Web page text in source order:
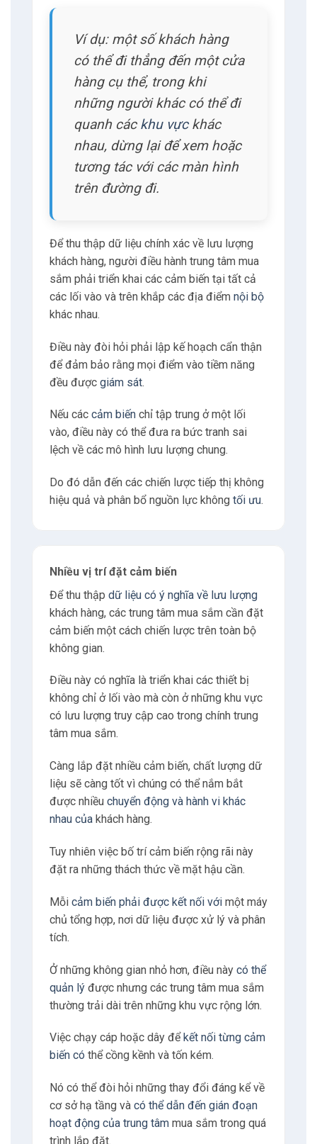
Ví dụ: một số khách hàng
có thể đi thẳng đến một cửa
hàng cụ thể, trong khi
những người khác có thể đi
quanh cáckhu vựckhác
nhau, dừng lại để xem hoặc
tương tác với các màn hình
trên đường đi.
Để thu thập dữ liệu chính xác về lưu lượng
khách hàng, người điều hành trung tâm mua
sắm phải triển khai các cảm biến tại tất cả
các lối vào và trên khắp các địa điểm nội bộ
khác nhau.
Điều này đòi hỏi phải lập kế hoạch cẩn thận
để đảm bảo rằng mọi điểm vào tiềm năng
đều được giám sát.
Nếu các cảm biếnchỉ tập trung ở một lối
vào, điều này có thể đưa ra bức tranh sai
lệch về các mô hình lưu lượng chung.
Do đó dẫn đến các chiến lược tiếp thị không
hiệu quả và phân bổ nguồn lực không tối ưu.
Nhiều vị trí đặt cảm biến
Để thu thập dữ liệu có ý nghĩa về lưu lượng
khách hàng, các trung tâm mua sắm cần đặt
cảm biến một cách chiến lược trên toàn bộ
không gian.
Điều này có nghĩa là triển khai các thiết bị
không chỉ ở lối vào mà còn ở những khu vực
có lưu lượng truy cập cao trong chính trung
tâm mua sắm.
Càng lắp đặt nhiều cảm biến, chất lượng dữ
liệu sẽ càng tốt vì chúng có thể nắm bắt
được nhiều chuyển động và hành vi khác
nhau củakhách hàng.
Tuy nhiên việc bố trí cảm biến rộng rãi này
đặt ra những thách thức về mặt hậu cần.
Mỗi cảm biến phải được kết nối vớimột máy
chủ tổng hợp, nơi dữ liệu được xử lý và phân
tích.
Ở những không gian nhỏ hơn, điều này có thể
quản lýđược nhưng các trung tâm mua sắm
thường trải dài trên những khu vực rộng lớn.
Việc chạy cáp hoặc dây để kết nối từng cảm
biến có thể cồng kềnh và tốn kém.
Nó có thể đòi hỏi những thay đổi đáng kể về
cơ sở hạ tầng và có thể dẫn đến gián đoạn
hoạt động của trung tâmmua sắm trong quá
trình lắp đặt.